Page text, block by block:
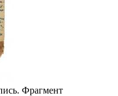
Фрагмент